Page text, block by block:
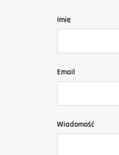
Imię
Email
Wiadomość